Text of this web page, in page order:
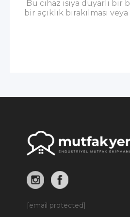
Bu cihaz ısıya duyarlı bir
bir açıklık bırakılması
[email protected]